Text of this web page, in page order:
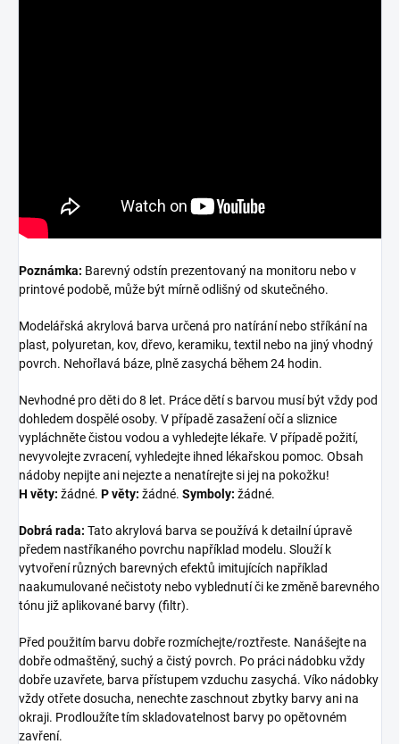
Poznámka: Barevný odstín prezentovaný na monitoru nebo v
printové podobě, může být mírně odlišný od skutečného.
Modelářská akrylová barva určená pro natírání nebo stříkání na
plast, polyuretan, kov, dřevo, keramiku, textil nebo na jiný vhodný
povrch. Nehořlavá báze, plně zasychá během 24 hodin.
Nevhodné pro děti do 8 let. Práce dětí s barvou musí být vždy pod
dohledem dospělé osoby. V případě zasažení očí a sliznice
vypláchněte čistou vodou a vyhledejte lékaře. V případě požití,
nevyvolejte zvracení, vyhledejte ihned lékařskou pomoc. Obsah
nádoby nepijte ani nejezte a nenatírejte si jej na pokožku!
H věty: žádné. P věty: žádné. Symboly: žádné.
Dobrá rada: Tato akrylová barva se používá k detailní úpravě
předem nastříkaného povrchu například modelu. Slouží k
vytvoření různých barevných efektů imitujících například
naakumulované nečistoty nebo vyblednutí či ke změně barevného
tónu již aplikované barvy (filtr).
Před použitím barvu dobře rozmíchejte/roztřeste. Nanášejte na
dobře odmaštěný, suchý a čistý povrch. Po práci nádobku vždy
dobře uzavřete, barva přístupem vzduchu zasychá. Víko nádobky
vždy otřete dosucha, nenechte zaschnout zbytky barvy ani na
okraji. Prodloužíte tím skladovatelnost barvy po opětovném
zavření.